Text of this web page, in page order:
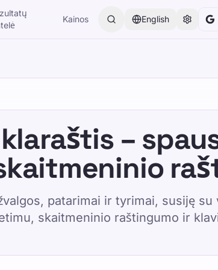
Kainos English
–
patarimai ir tyrimai, susiję su
skaitmeninio raštingumo ir